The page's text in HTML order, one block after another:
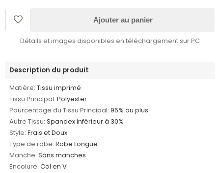
Ajouter au panier
Détails et images disponibles en téléchargement sur PC
Description du produit
Matière: Tissu imprimé
Tissu Principal: Polyester
Pourcentage du Tissu Principal: 95% ou plus
Autre Tissu: Spandex inférieur à 30%
Style: Frais et Doux
Type de robe: Robe Longue
Manche: Sans manches
Encolure: Col en V